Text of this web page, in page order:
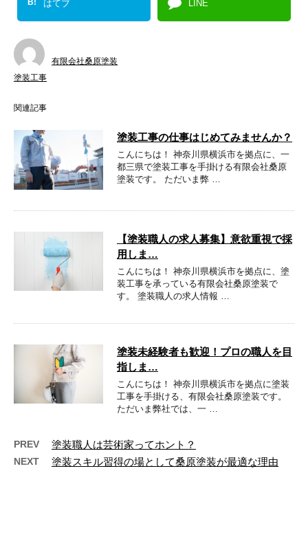
B! はてブ LINE
有限会社桑原塗装
塗装工事
関連記事
塗装工事の仕事はじめてみませんか？
こんにちは！ 神奈川県横浜市を拠点に、一
都三県で塗装工事を手掛ける有限会社桑原
塗装です。 ただいま弊 …
【塗装職人の求人募集】意欲重視で採
用しま…
こんにちは！ 神奈川県横浜市を拠点に、塗
装工事を承っている有限会社桑原塗装で
す。 塗装職人の求人情報 …
塗装未経験者も歓迎！プロの職人を目
指しま…
こんにちは！ 神奈川県横浜市を拠点に塗装
工事を手掛ける、有限会社桑原塗装です。
ただいま弊社では、一 …
PREV 塗装職人は芸術家ってホント？
NEXT 塗装スキル習得の場として桑原塗装が最適な理由